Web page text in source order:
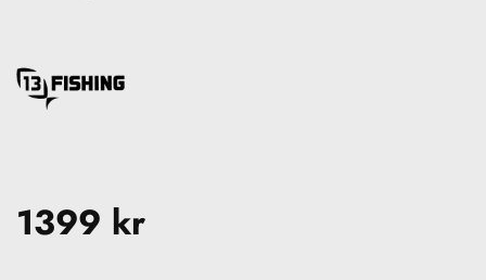
1399 kr